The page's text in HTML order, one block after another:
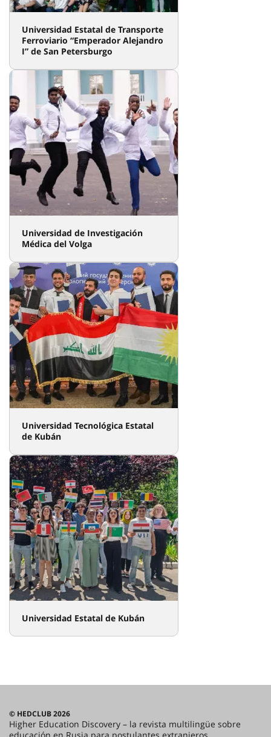
Universidad Estatal de Transporte
Ferroviario “Emperador Alejandro
I” de San Petersburgo
Universidad de Investigación
Médica del Volga
Universidad Tecnológica Estatal
de Kubán
Universidad Estatal de Kubán
© HEDCLUB 2026
Higher Education Discovery – la revista multilingüe sobre
educación en Rusia para postulantes extranjeros